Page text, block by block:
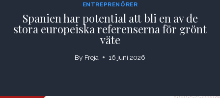
ENTREPRENÖRER
Spanien har potential att bli en av de
stora europeiska referenserna för grönt
väte
By Freja 16 juni 2026